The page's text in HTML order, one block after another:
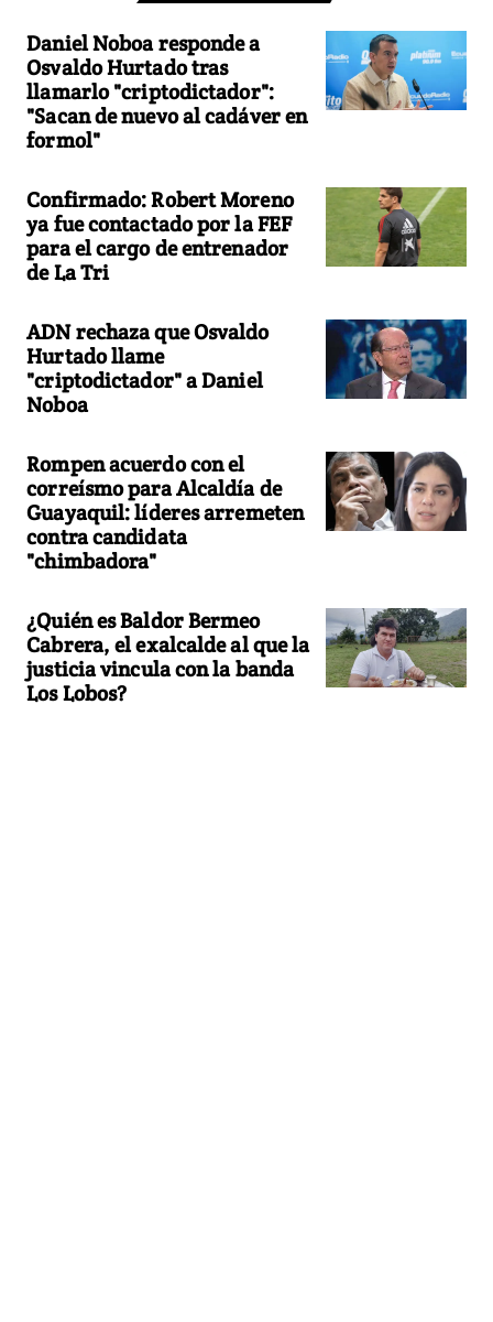
Daniel Noboa responde a
Osvaldo Hurtado tras
llamarlo "criptodictador":
"Sacan de nuevo al cadáver en
formol"
Confirmado: Robert Moreno
ya fue contactado por la FEF
para el cargo de entrenador
de La Tri
ADN rechaza que Osvaldo
Hurtado llame
"criptodictador" a Daniel
Noboa
Rompen acuerdo con el
correísmo para Alcaldía de
Guayaquil: líderes arremeten
contra candidata
"chimbadora"
¿Quién es Baldor Bermeo
Cabrera, el exalcalde al que la
justicia vincula con la banda
Los Lobos?